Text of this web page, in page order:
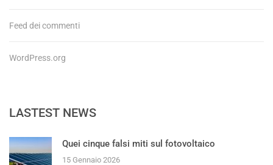
Feed dei commenti
WordPress.org
LASTEST NEWS
Quei cinque falsi miti sul fotovoltaico
15 Gennaio 2026